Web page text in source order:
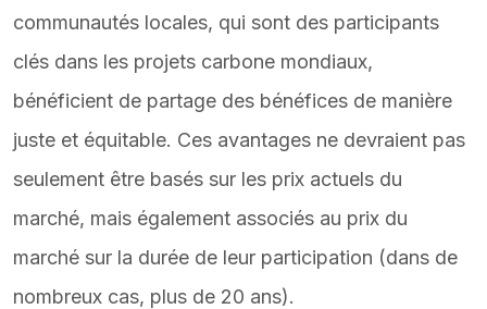
communautés locales, qui sont des participants
clés dans les projets carbone mondiaux,
bénéficient de partage des bénéfices de manière
juste et équitable. Ces avantages ne devraient pas
seulement être basés sur les prix actuels du
marché, mais également associés au prix du
marché sur la durée de leur participation (dans de
nombreux cas, plus de 20 ans).